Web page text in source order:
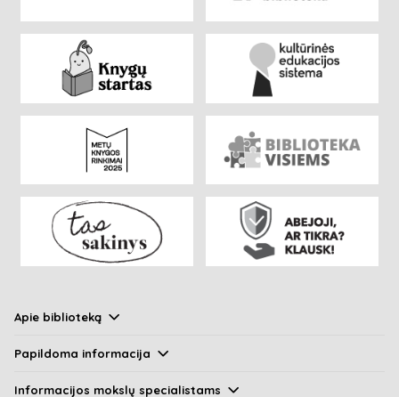
Apie biblioteką
Papildoma informacija
Informacijos mokslų specialistams